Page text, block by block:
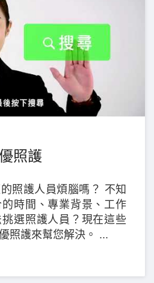
照護
照護人員煩腦嗎？ 不知
時間、專業背景、工作
選照護人員？現在這些
照護來幫您解決。 ...